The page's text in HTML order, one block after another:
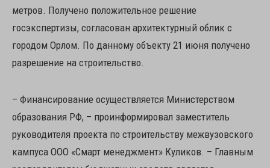
метров. Получено положительное решение
госэкспертизы, согласован архитектурный облик с
городом Орлом. По данному объекту 21 июня получено
разрешение на строительство.
– Финансирование осуществляется Министерством
образования РФ, – проинформировал заместитель
руководителя проекта по строительству межвузовского
кампуса ООО «Смарт менеджмент» Куликов. – Главным